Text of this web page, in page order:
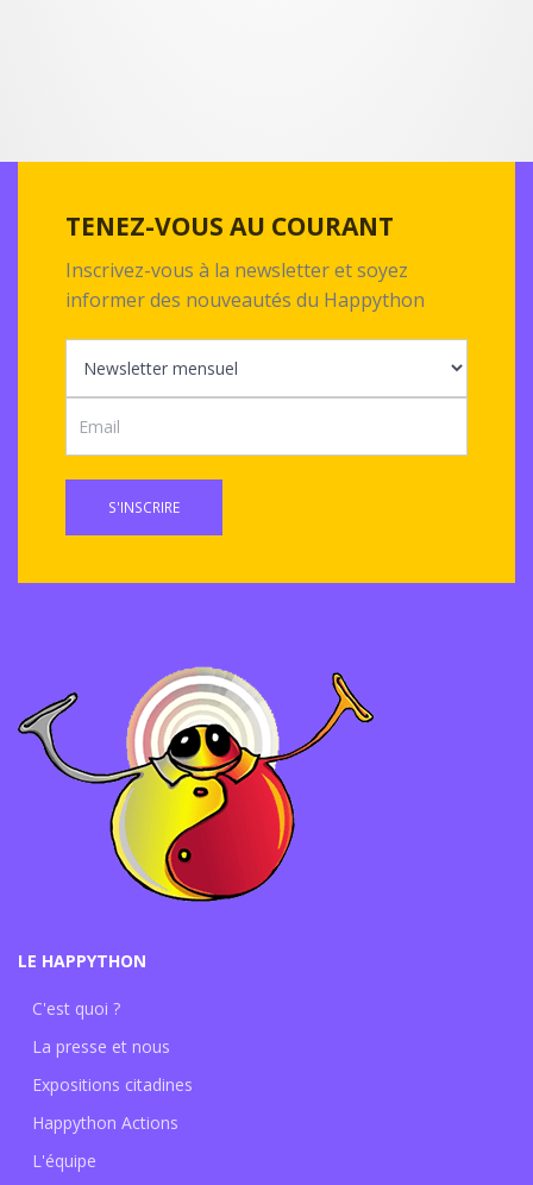
TENEZ-VOUS AU COURANT
Inscrivez-vous à la newsletter et soyez
informer des nouveautés du Happython
S'INSCRIRE
LE HAPPYTHON
C'est quoi ?
La presse et nous
Expositions citadines
Happython Actions
L'équipe